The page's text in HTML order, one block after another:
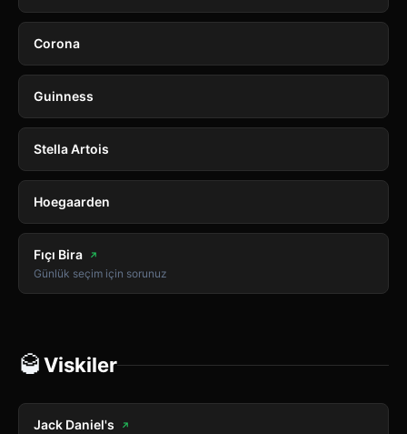
Corona
Guinness
Stella Artois
Hoegaarden
Fıçı Bira ↗
Günlük seçim için sorunuz
🥃Viskiler
Jack Daniel's ↗